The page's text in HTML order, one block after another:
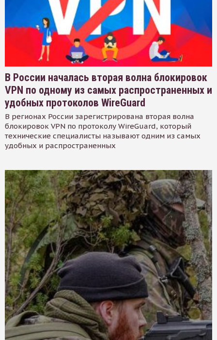
В России началась вторая волна блокировок
VPN по одному из самых распространенных и
удобных протоколов WireGuard
В регионах России зарегистрирована вторая волна
блокировок VPN по протоколу WireGuard, который
технические специалисты называют одним из самых
удобных и распространенных